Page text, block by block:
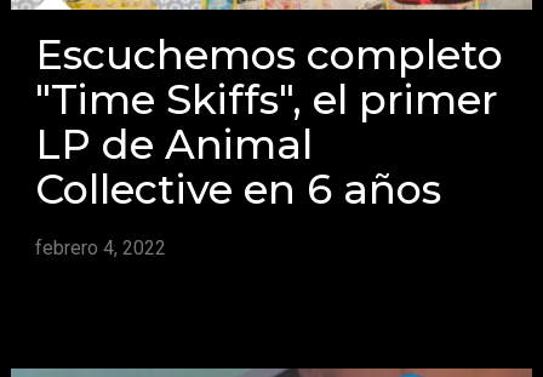
Escuchemos completo
"Time Skiffs", el primer
LP de Animal
Collective en 6 años
febrero 4, 2022